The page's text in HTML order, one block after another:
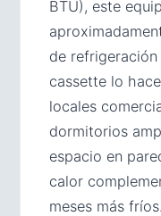
BTU), este
de
cassette lo
locales
dormitorios
espacio en
calor
meses más fríos.